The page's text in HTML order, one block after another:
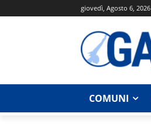
giovedì, Agosto 6, 2026
COMUNI